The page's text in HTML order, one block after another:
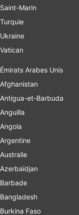
Saint-Marin
Turquie
Ukraine
Vatican
Émirats Arabes Unis
Afghanistan
Antigua-et-Barbuda
Anguilla
Angola
Argentine
Australie
Azerbaïdjan
Barbade
Bangladesh
Burkina Faso